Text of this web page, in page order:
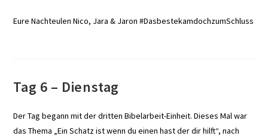
Eure Nachteulen Nico, Jara & Jaron #DasbestekamdochzumSchluss
Tag 6 – Dienstag
Der Tag begann mit der dritten Bibelarbeit-Einheit. Dieses Mal war
das Thema „Ein Schatz ist wenn du einen hast der dir hilft“, nach